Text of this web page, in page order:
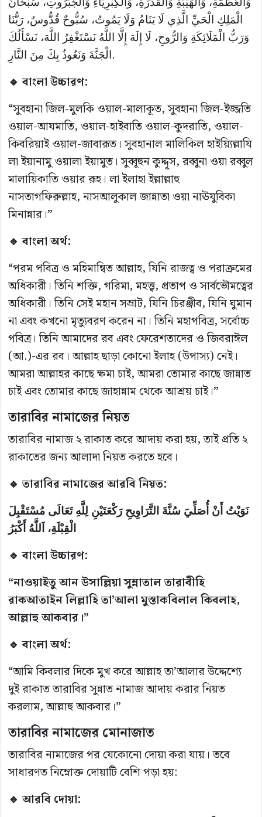
الْمَلِكِ الْحَيِّ الَّذِي لَا يَنَامُ وَلَا يَمُوتُ، سُبُّوحٌ قُدُّوسٌ، رَبُّنَا
وَرَبُّ الْمَلَائِكَةِ وَالرُّوحِ، لَا إِلَهَ إِلَّا اللَّهُ نَسْتَغْفِرُ اللَّهَ، نَسْأَلُكَ
الْجَنَّةَ وَنَعُوذُ بِكَ مِنَ النَّارِ.
🔹 বাংলা উচ্চারণ:
“সুবহানা জিল-মুলকি ওয়াল-মালাকূত, সুবহানা জিল-ইজ্জতি
ওয়াল-আযমাতি, ওয়াল-হাইবাতি ওয়াল-কুদরাতি, ওয়াল-
কিবরিয়াই ওয়াল-জাবারূত। সুবহানাল মালিকিল হাইয়্যিল্লাযি
লা ইয়ানামু ওয়ালা ইয়ামুত। সুব্বূহুন কুদ্দূস, রব্বুনা ওয়া রব্বুল
মালায়িকাতি ওয়ার রূহ। লা ইলাহা ইল্লাল্লাহু
নাসতাগফিরুল্লাহ, নাসআলুকাল জান্নাতা ওয়া নাঊযুবিকা
মিনান্নার।”
🔹 বাংলা অর্থ:
“পরম পবিত্র ও মহিমান্বিত আল্লাহ, যিনি রাজত্ব ও পরাক্রমের
অধিকারী। তিনি শক্তি, গরিমা, মহত্ত্ব, প্রতাপ ও সার্বভৌমত্বের
অধিকারী। তিনি সেই মহান সম্রাট, যিনি চিরঞ্জীব, যিনি ঘুমান
না এবং কখনো মৃত্যুবরণ করেন না। তিনি মহাপবিত্র, সর্বোচ্চ
পবিত্র। তিনি আমাদের রব এবং ফেরেশতাদের ও জিবরাঈল
(আ.)-এর রব। আল্লাহ ছাড়া কোনো ইলাহ (উপাস্য) নেই।
আমরা আল্লাহর কাছে ক্ষমা চাই, আমরা তোমার কাছে জান্নাত
চাই এবং তোমার কাছে জাহান্নাম থেকে আশ্রয় চাই।”
তারাবির নামাজের নিয়ত
তারাবির নামাজ ২ রাকাত করে আদায় করা হয়, তাই প্রতি ২
রাকাতের জন্য আলাদা নিয়ত করতে হবে।
🔹 তারাবির নামাজের আরবি নিয়ত:
نَوَيْتُ أَنْ أُصَلِّيَ سُنَّةَ التَّرَاوِيحِ رَكْعَتَيْنِ لِلَّهِ تَعَالَى مُسْتَقْبِلَ
الْقِبْلَةِ، اَللَّهُ أَكْبَرُ
🔹 বাংলা উচ্চারণ:
“নাওয়াইতু আন উসাল্লিয়া সুন্নাতাল তারাবীহি
রাকআতাইন লিল্লাহি তা’আলা মুস্তাকবিলাল কিবলাহ,
আল্লাহু আকবার।”
🔹 বাংলা অর্থ:
“আমি কিবলার দিকে মুখ করে আল্লাহ তা’আলার উদ্দেশ্যে
দুই রাকাত তারাবির সুন্নাত নামাজ আদায় করার নিয়ত
করলাম, আল্লাহু আকবার।”
তারাবির নামাজের মোনাজাত
তারাবির নামাজের পর যেকোনো দোয়া করা যায়। তবে
সাধারণত নিম্নোক্ত দোয়াটি বেশি পড়া হয়:
🔹 আরবি দোয়া: